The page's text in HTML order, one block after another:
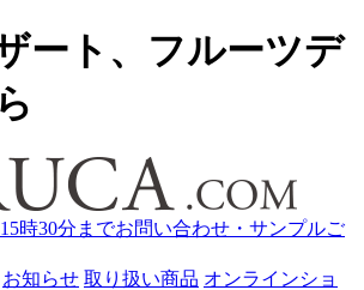
ート、フルーツデ
時30分までお問い合わせ・サンプルご
お知らせ 取り扱い商品 オンラインショ